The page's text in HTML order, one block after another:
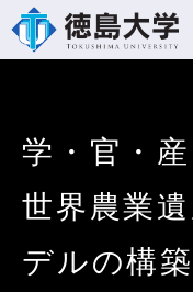
学・官・
世界農業
デルの構築